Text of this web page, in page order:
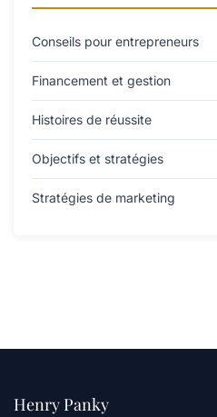
Conseils pour entrepreneurs
Financement et gestion
Histoires de réussite
Objectifs et stratégies
Stratégies de marketing
Henry Panky